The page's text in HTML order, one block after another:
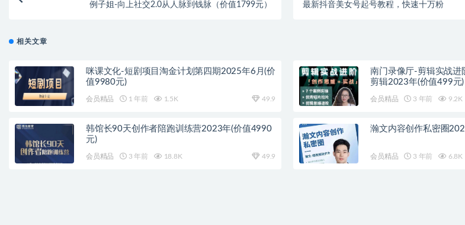
例子姐-向上社交2.0从人脉到钱脉（价值1799元） 最新抖音美女号起号教程，快速十万粉
相关文章
咪课文化-短剧项目淘金计划第四期2025年6月(价
值9980元)
会员精品 1 年前 1.5K 49.9
南门录像厅-剪辑实战进
剪辑2023年(价值499元)
会员精品 3 年前 9.2K
韩馆长90天创作者陪跑训练营2023年(价值4990
元)
会员精品 3 年前 18.8K 49.9
瀚文内容创作私密圈
会员精品 3 年前 6.8K